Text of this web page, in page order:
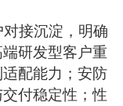
接沉淀，明确
研发型客户重
配能力；安防
付稳定性；性